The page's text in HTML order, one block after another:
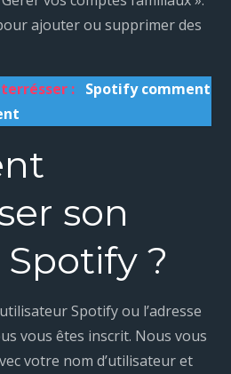
ajouter ou supprimer des
: Spotify comment
son
?
Spotify ou l’adresse
vous êtes inscrit. Nous vous
votre nom d’utilisateur et